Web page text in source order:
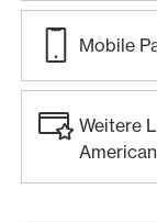
Mobile
Weitere